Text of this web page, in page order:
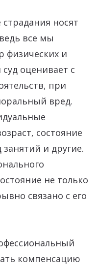
носят
все мы
физических и
оценивает с
при
вред.
состояние
и другие.
не только
связано с его
компенсацию